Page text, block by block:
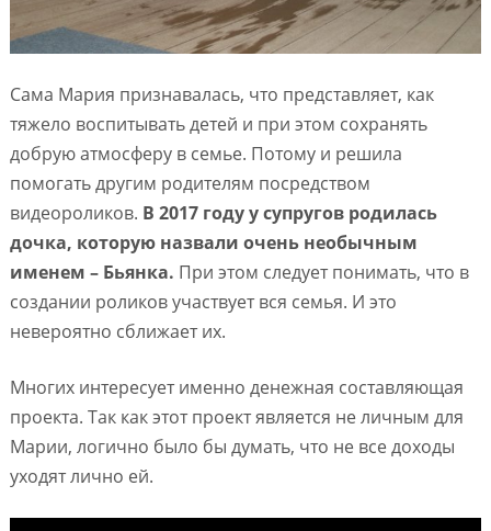
Сама Мария признавалась, что представляет, как
тяжело воспитывать детей и при этом сохранять
добрую атмосферу в семье. Потому и решила
помогать другим родителям посредством
видеороликов. В 2017 году у супругов родилась
дочка, которую назвали очень необычным
именем – Бьянка. При этом следует понимать, что в
создании роликов участвует вся семья. И это
невероятно сближает их.
Многих интересует именно денежная составляющая
проекта. Так как этот проект является не личным для
Марии, логично было бы думать, что не все доходы
уходят лично ей.